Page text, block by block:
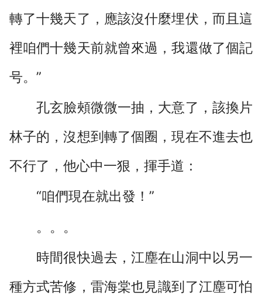
轉了十幾天了，應該沒什麼埋伏，而且這
裡咱們十幾天前就曾來過，我還做了個記
号。”
孔玄臉頰微微一抽，大意了，該換片
林子的，沒想到轉了個圈，現在不進去也
不行了，他心中一狠，揮手道：
“咱們現在就出發！”
。。。
時間很快過去，江塵在山洞中以另一
種方式苦修，雷海棠也見識到了江塵可怕